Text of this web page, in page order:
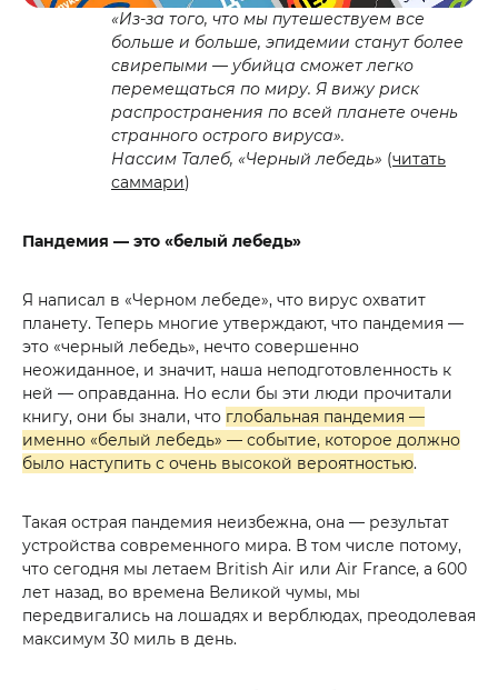
«Из-за того, что мы путешествуем все
больше и больше, эпидемии станут более
свирепыми — убийца сможет легко
перемещаться по миру. Я вижу риск
распространения по всей планете очень
странного острого вируса».
Нассим Талеб, «Черный лебедь» (читать
саммари)
Пандемия — это «белый лебедь»
Я написал в «Черном лебеде», что вирус охватит
планету. Теперь многие утверждают, что пандемия —
это «черный лебедь», нечто совершенно
неожиданное, и значит, наша неподготовленность к
ней — оправданна. Но если бы эти люди прочитали
книгу, они бы знали, что глобальная пандемия —
именно «белый лебедь» — событие, которое должно
было наступить с очень высокой вероятностью.
Такая острая пандемия неизбежна, она — результат
устройства современного мира. В том числе потому,
что сегодня мы летаем British Air или Air France, а 600
лет назад, во времена Великой чумы, мы
передвигались на лошадях и верблюдах, преодолевая
максимум 30 миль в день.